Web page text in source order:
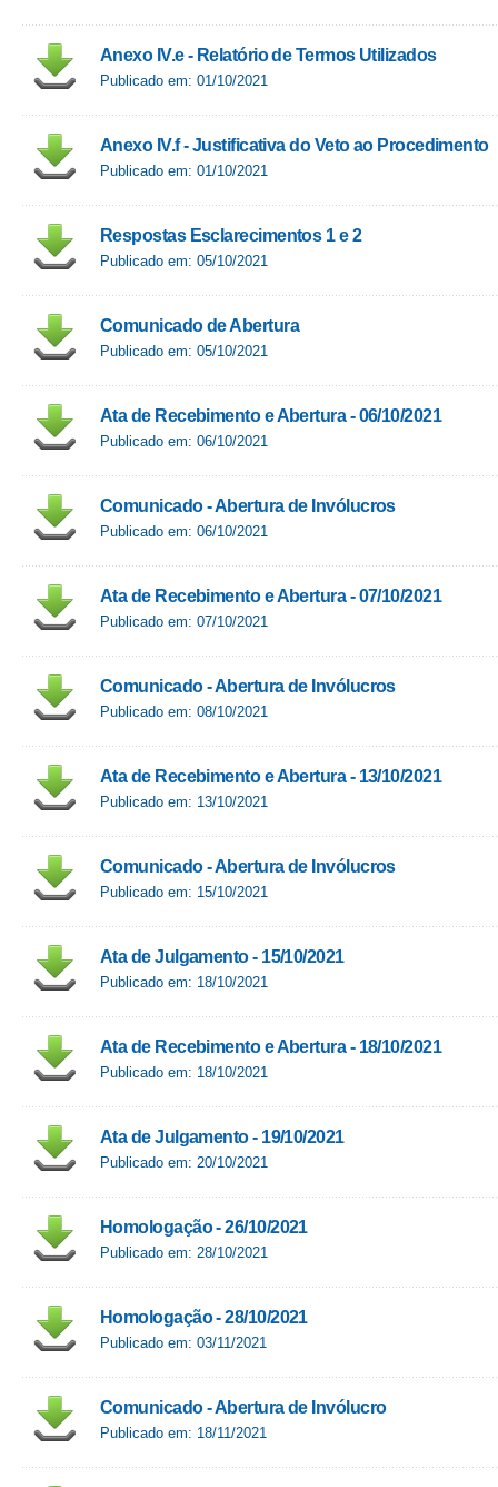
Anexo IV.e - Relatório de Termos Utilizados
Publicado em: 01/10/2021
Anexo IV.f - Justificativa do Veto ao Procedimento
Publicado em: 01/10/2021
Respostas Esclarecimentos 1 e 2
Publicado em: 05/10/2021
Comunicado de Abertura
Publicado em: 05/10/2021
Ata de Recebimento e Abertura - 06/10/2021
Publicado em: 06/10/2021
Comunicado - Abertura de Invólucros
Publicado em: 06/10/2021
Ata de Recebimento e Abertura - 07/10/2021
Publicado em: 07/10/2021
Comunicado - Abertura de Invólucros
Publicado em: 08/10/2021
Ata de Recebimento e Abertura - 13/10/2021
Publicado em: 13/10/2021
Comunicado - Abertura de Invólucros
Publicado em: 15/10/2021
Ata de Julgamento - 15/10/2021
Publicado em: 18/10/2021
Ata de Recebimento e Abertura - 18/10/2021
Publicado em: 18/10/2021
Ata de Julgamento - 19/10/2021
Publicado em: 20/10/2021
Homologação - 26/10/2021
Publicado em: 28/10/2021
Homologação - 28/10/2021
Publicado em: 03/11/2021
Comunicado - Abertura de Invólucro
Publicado em: 18/11/2021